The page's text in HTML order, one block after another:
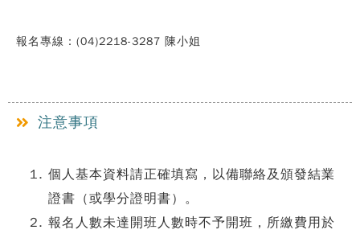
報名專線：(04)2218-3287 陳小姐
注意事項
個人基本資料請正確填寫，以備聯絡及頒發結業
證書（或學分證明書）。
報名人數未達開班人數時不予開班，所繳費用於